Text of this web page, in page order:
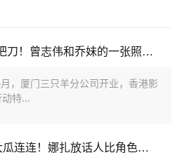
色字头上一把刀！曾志伟和乔妹的一张照片展现娱乐圈的阴暗面
厦门三只羊分公司开业，香港影
特...
娱乐圈四月大瓜连连！娜扎放话人比角色美全红婵遭网暴报警内幕